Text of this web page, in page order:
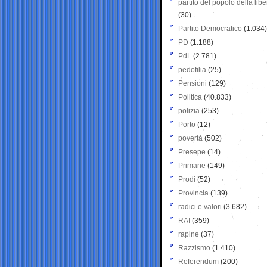
partito del popolo della
(30)
Partito Democratico (1.034)
PD (1.188)
PdL (2.781)
pedofilia (25)
Pensioni (129)
Politica (40.833)
polizia (253)
Porto (12)
povertà (502)
Presepe (14)
Primarie (149)
Prodi (52)
Provincia (139)
radici e valori (3.682)
RAI (359)
rapine (37)
Razzismo (1.410)
Referendum (200)